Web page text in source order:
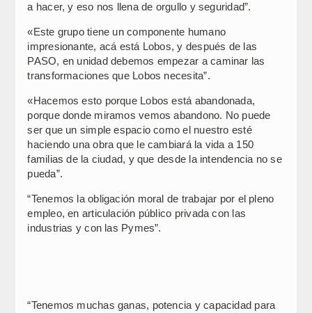
a hacer, y eso nos llena de orgullo y seguridad”.
«Este grupo tiene un componente humano
impresionante, acá está Lobos, y después de las
PASO, en unidad debemos empezar a caminar las
transformaciones que Lobos necesita”.
«Hacemos esto porque Lobos está abandonada,
porque donde miramos vemos abandono. No puede
ser que un simple espacio como el nuestro esté
haciendo una obra que le cambiará la vida a 150
familias de la ciudad, y que desde la intendencia no se
pueda”.
“Tenemos la obligación moral de trabajar por el pleno
empleo, en articulación público privada con las
industrias y con las Pymes”.
“Tenemos muchas ganas, potencia y capacidad para